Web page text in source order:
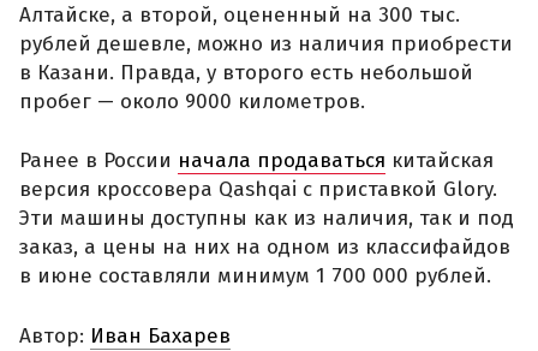
Алтайске, а второй, оцененный на 300 тыс.
рублей дешевле, можно из наличия приобрести
в Казани. Правда, у второго есть небольшой
пробег — около 9000 километров.
Ранее в России начала продаваться китайская
версия кроссовера Qashqai с приставкой Glory.
Эти машины доступны как из наличия, так и под
заказ, а цены на них на одном из классифайдов
в июне составляли минимум 1 700 000 рублей.
Автор: Иван Бахарев